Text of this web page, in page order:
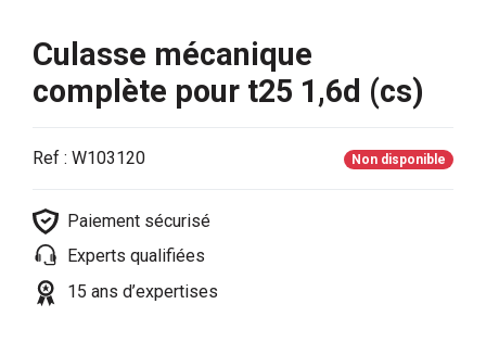
Culasse mécanique
complète pour t25 1,6d (cs)
Ref : W103120 Non disponible
Paiement sécurisé
Experts qualifiées
15 ans d’expertises